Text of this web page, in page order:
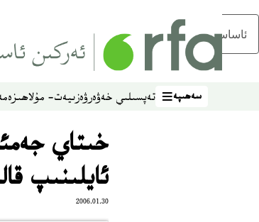
ئاساسلىق مەزمۇنغا ئاتلاڭ
سەھىپە
سەھىپە تەپسىلىي خەۋەرۋەزىيەت- مۇلاھىزە
خىتاي
ئايلىنىپ
2006.01.30